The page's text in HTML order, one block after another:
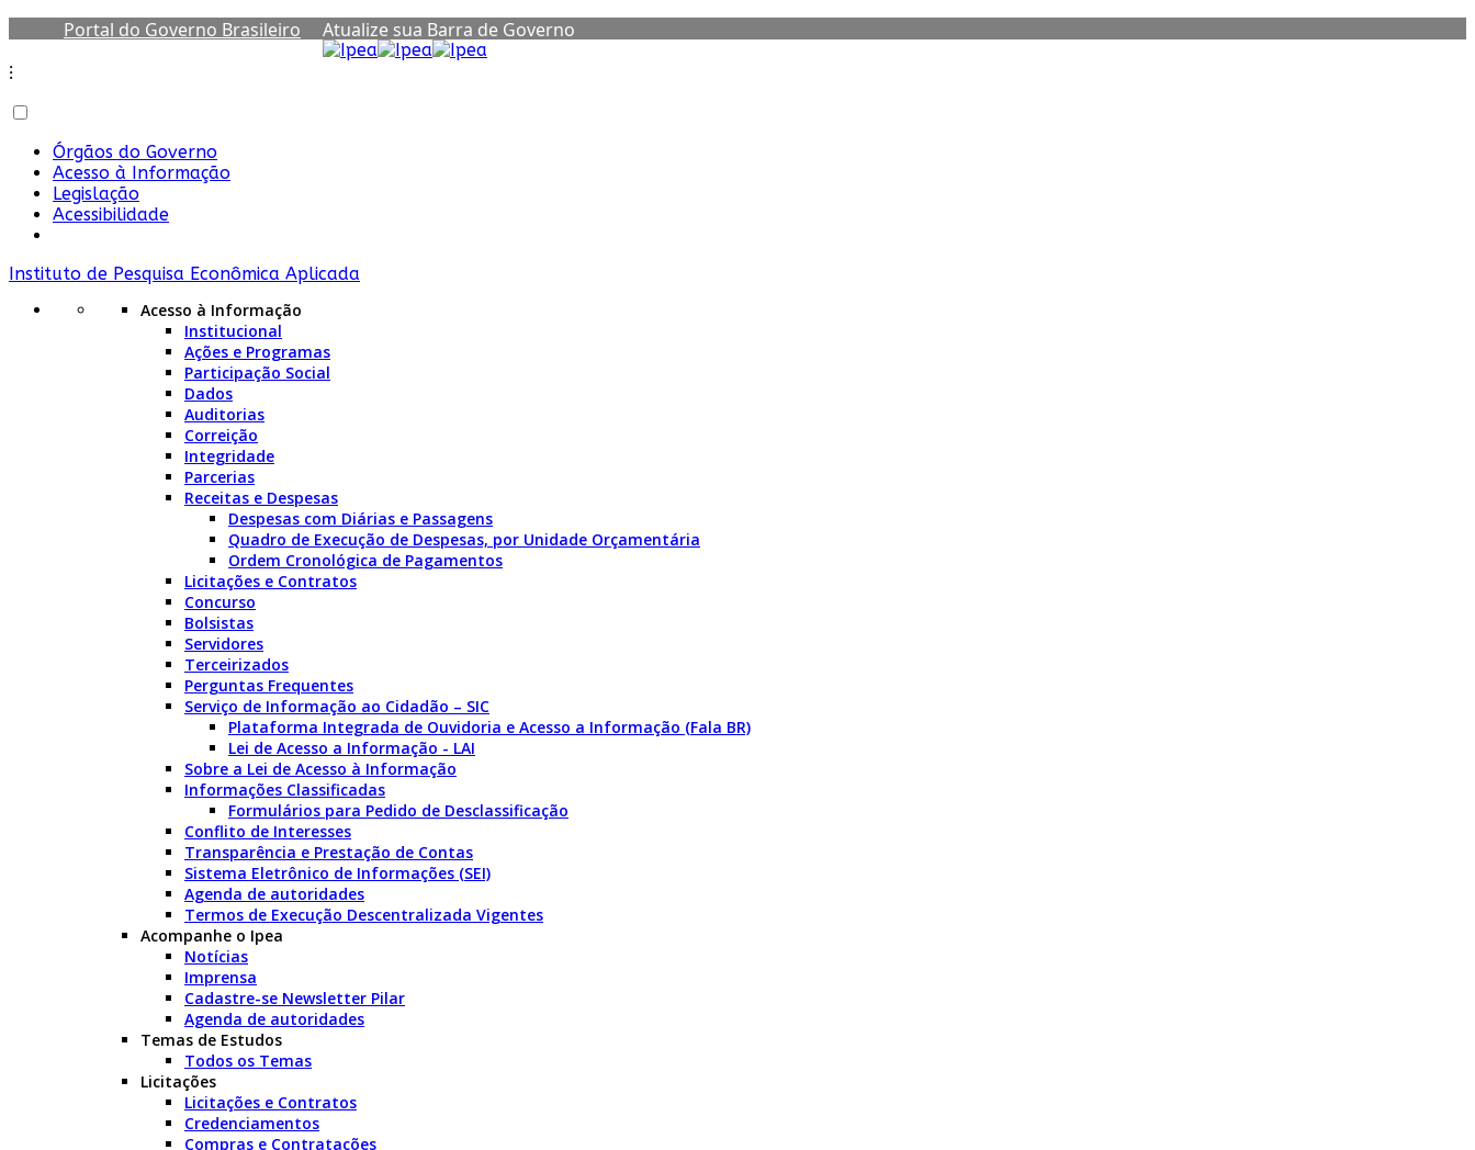
Portal do Governo Brasileiro Atualize sua Barra de Governo
⁝
Órgãos do Governo
Acesso à Informação
Legislação
Acessibilidade
Instituto de Pesquisa Econômica Aplicada
Acesso à Informação
Institucional
Ações e Programas
Participação Social
Dados
Auditorias
Correição
Integridade
Parcerias
Receitas e Despesas
Despesas com Diárias e Passagens
Quadro de Execução de Despesas, por Unidade Orçamentária
Ordem Cronológica de Pagamentos
Licitações e Contratos
Concurso
Bolsistas
Servidores
Terceirizados
Perguntas Frequentes
Serviço de Informação ao Cidadão – SIC
Plataforma Integrada de Ouvidoria e Acesso a Informação (Fala BR)
Lei de Acesso a Informação - LAI
Sobre a Lei de Acesso à Informação
Informações Classificadas
Formulários para Pedido de Desclassificação
Conflito de Interesses
Transparência e Prestação de Contas
Sistema Eletrônico de Informações (SEI)
Agenda de autoridades
Termos de Execução Descentralizada Vigentes
Acompanhe o Ipea
Notícias
Imprensa
Cadastre-se Newsletter Pilar
Agenda de autoridades
Temas de Estudos
Todos os Temas
Licitações
Licitações e Contratos
Credenciamentos
Compras e Contratações